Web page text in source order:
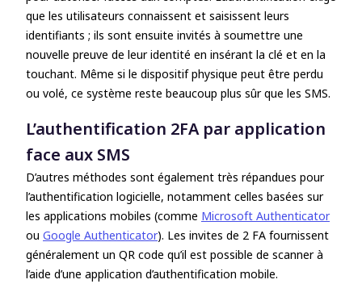
que les utilisateurs connaissent et saisissent leurs
identifiants ; ils sont ensuite invités à soumettre une
nouvelle preuve de leur identité en insérant la clé et en la
touchant. Même si le dispositif physique peut être perdu
ou volé, ce système reste beaucoup plus sûr que les SMS.
L’authentification 2FA par application
face aux SMS
D’autres méthodes sont également très répandues pour
l’authentification logicielle, notamment celles basées sur
les applications mobiles (comme Microsoft Authenticator
ou Google Authenticator). Les invites de 2 FA fournissent
généralement un QR code qu’il est possible de scanner à
l’aide d’une application d’authentification mobile.